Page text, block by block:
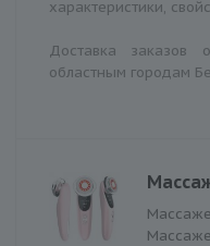
характеристики,
Доставка заказов
областным городам